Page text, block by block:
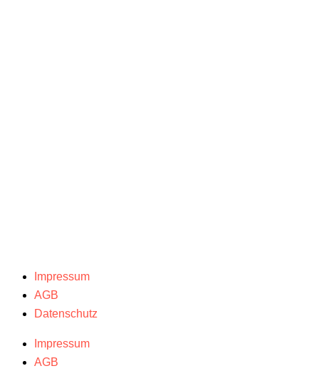
Impressum
AGB
Datenschutz
Impressum
AGB